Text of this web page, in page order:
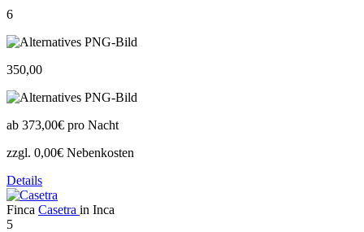
6
350,00
ab 373,00€ pro Nacht
zzgl. 0,00€ Nebenkosten
Details
Finca Casetra in Inca
5